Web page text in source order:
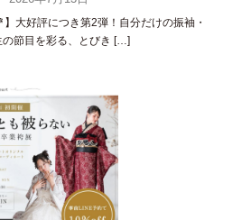
】大好評につき第2弾！自分だけの振袖・
節目を彩る、とびき […]